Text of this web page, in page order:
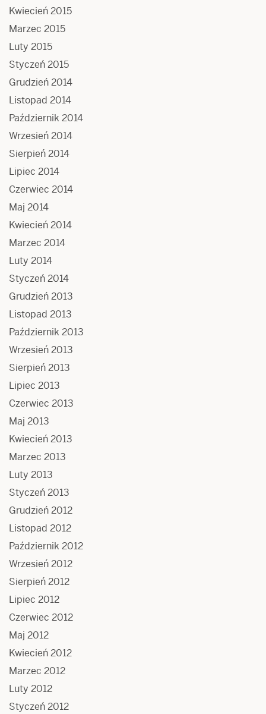
Kwiecień 2015
Marzec 2015
Luty 2015
Styczeń 2015
Grudzień 2014
Listopad 2014
Październik 2014
Wrzesień 2014
Sierpień 2014
Lipiec 2014
Czerwiec 2014
Maj 2014
Kwiecień 2014
Marzec 2014
Luty 2014
Styczeń 2014
Grudzień 2013
Listopad 2013
Październik 2013
Wrzesień 2013
Sierpień 2013
Lipiec 2013
Czerwiec 2013
Maj 2013
Kwiecień 2013
Marzec 2013
Luty 2013
Styczeń 2013
Grudzień 2012
Listopad 2012
Październik 2012
Wrzesień 2012
Sierpień 2012
Lipiec 2012
Czerwiec 2012
Maj 2012
Kwiecień 2012
Marzec 2012
Luty 2012
Styczeń 2012